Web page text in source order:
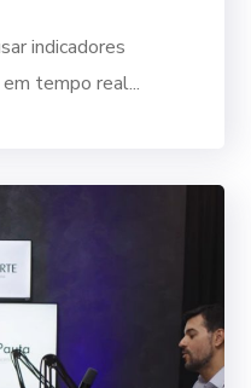
indicadores
tempo real...